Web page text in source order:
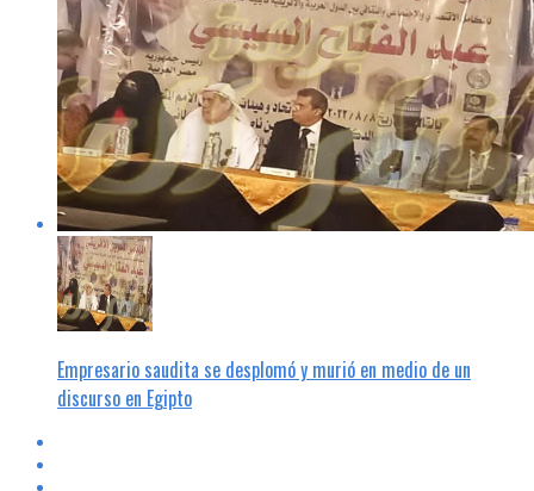
Empresario saudita se desplomó y murió en medio de un
discurso en Egipto